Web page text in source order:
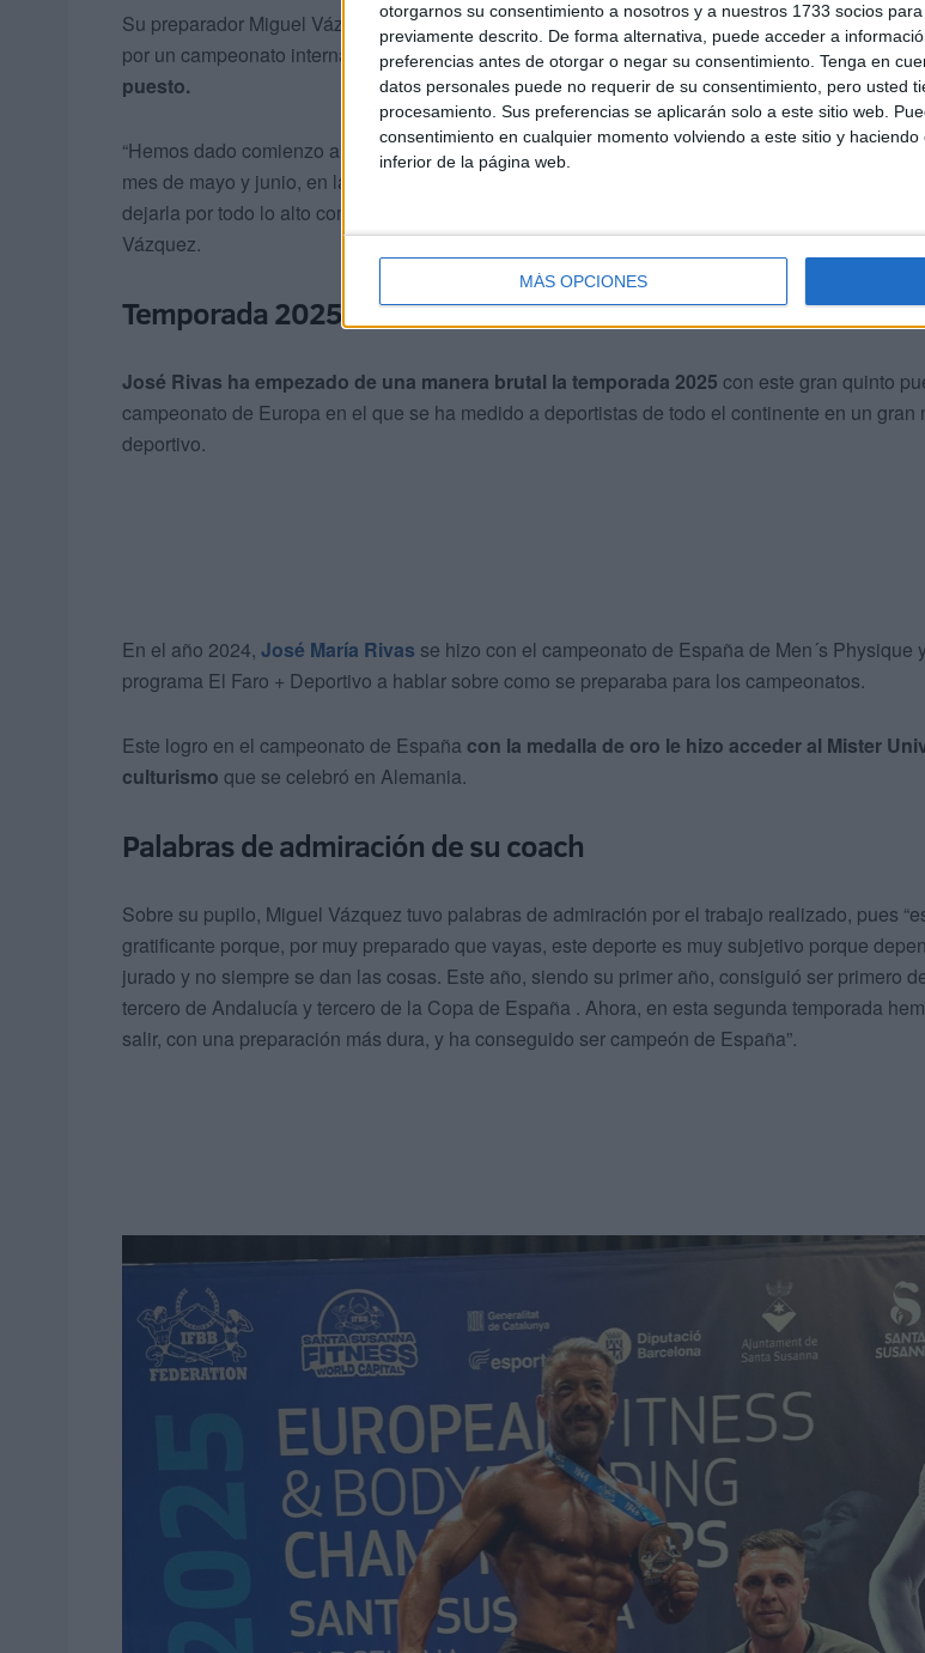
otorgarnos su consentimiento a nosotros y a nuestros 1733 socios
previamente descrito. De forma alternativa, puede acceder a
preferencias antes de otorgar o negar su consentimiento. Tenga en
datos personales puede no requerir de su consentimiento, pero usted
procesamiento. Sus preferencias se aplicarán solo a este sitio web.
consentimiento en cualquier momento volviendo a este sitio y
inferior de la página web.
MÁS OPCIONES
Su preparador Miguel Vázquez comenta que han empezado la temporadapor todo lo alto
por un campeonato internacional y nada y menos queestar en una final y conseguir ese
puesto.
“Hemos dado comienzo a la temporada y ahora vienen campeonatos muy importantes
mes de mayo y junio, en la que el MV team Ceuta estará presente representando a Ceuta en
dejarla por todo lo alto como ya viene siendo costumbre”, concretó el responsable del equipo
Vázquez.
Temporada 2025
José Rivas ha empezado de una manera brutal la temporada 2025 con este gran quinto
campeonato de Europa en el que se ha medido a deportistas de todo el continente en un gran
deportivo.
En el año 2024, José María Rivas se hizo con el campeonato de España de Men´s Physique
programa El Faro + Deportivo a hablar sobre como se preparaba para los campeonatos.
Este logro en el campeonato de España con la medalla de oro le hizo acceder al Mister
culturismo que se celebró en Alemania.
Palabras de admiración de su coach
Sobre su pupilo, Miguel Vázquez tuvo palabras de admiración por el trabajo realizado, pues
gratificante porque, por muy preparado que vayas, este deporte es muy subjetivo porque
jurado y no siempre se dan las cosas. Este año, siendo su primer año, consiguió ser primero
tercero de Andalucía y tercero de la Copa de España . Ahora, en esta segunda temporada
salir, con una preparación más dura, y ha conseguido ser campeón de España”.